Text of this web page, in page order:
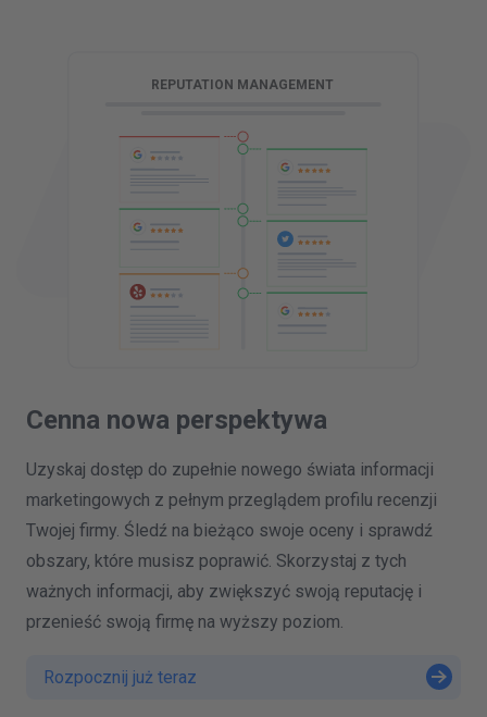
Cenna nowa perspektywa
Uzyskaj dostęp do zupełnie nowego świata informacji
marketingowych z pełnym przeglądem profilu recenzji
Twojej firmy. Śledź na bieżąco swoje oceny i sprawdź
obszary, które musisz poprawić. Skorzystaj z tych
ważnych informacji, aby zwiększyć swoją reputację i
przenieść swoją firmę na wyższy poziom.
Rozpocznij już teraz
REPUTATION MANAGEMENT